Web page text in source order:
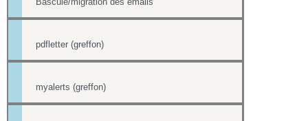
pdfletter (greffon)
myalerts (greffon)